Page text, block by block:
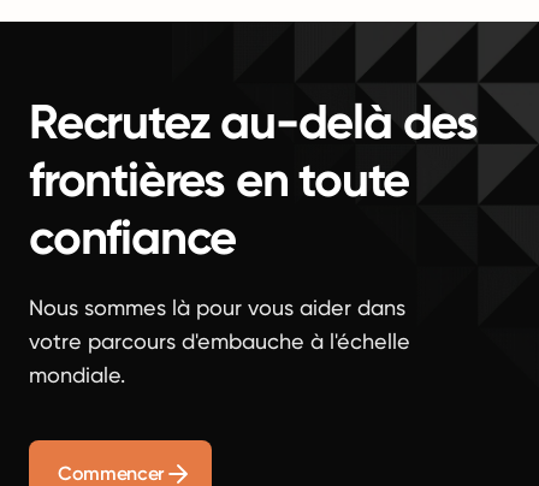
Recrutez au-delà des
frontières en toute
confiance
Nous sommes là pour vous aider dans
votre parcours d'embauche à l'échelle
mondiale.
Commencer